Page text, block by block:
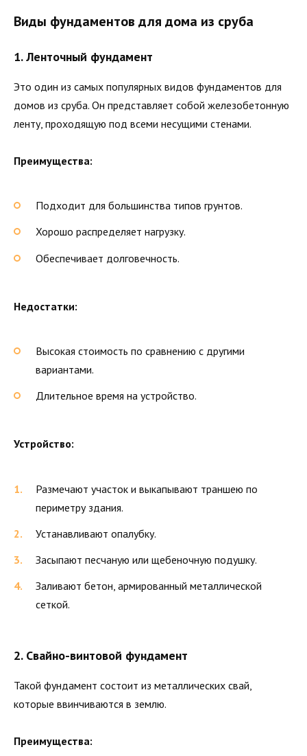
Виды фундаментов для дома из сруба
1.Ленточный фундамент
Это один из самых популярных видов фундаментов для
домов из сруба. Он представляет собой железобетонную
ленту, проходящую под всеми несущими стенами.
Преимущества:
Подходит для большинства типов грунтов.
Хорошо распределяет нагрузку.
Обеспечивает долговечность.
Недостатки:
Высокая стоимость по сравнению с другими
вариантами.
Длительное время на устройство.
Устройство:
Размечают участок и выкапывают траншею по
периметру здания.
Устанавливают опалубку.
Засыпают песчаную или щебеночную подушку.
Заливают бетон, армированный металлической
сеткой.
2. Свайно-винтовой фундамент
Такой фундамент состоит из металлических свай,
которые ввинчиваются в землю.
Преимущества: